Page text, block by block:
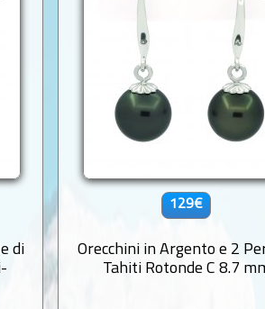
di
129€
Orecchini in Argento e 2
Tahiti Rotonde C 8.7